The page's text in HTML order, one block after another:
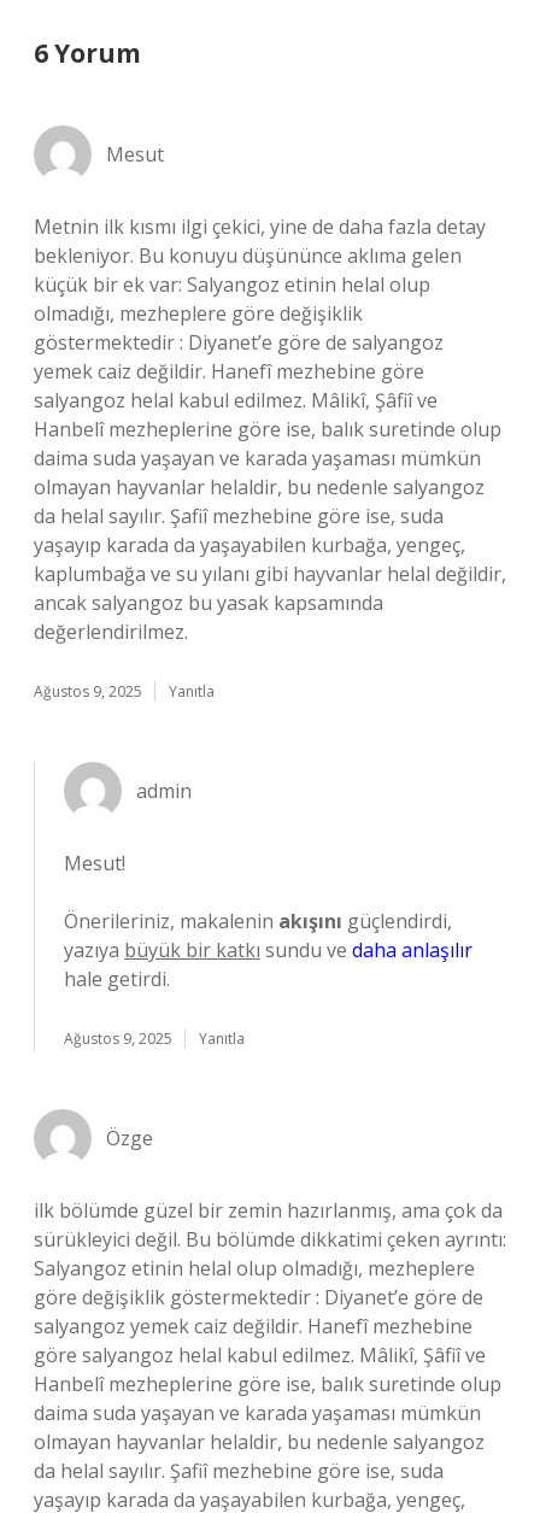
6 Yorum
Mesut
Metnin ilk kısmı ilgi çekici, yine de daha fazla detay
bekleniyor. Bu konuyu düşününce aklıma gelen
küçük bir ek var: Salyangoz etinin helal olup
olmadığı, mezheplere göre değişiklik
göstermektedir : Diyanet’e göre de salyangoz
yemek caiz değildir. Hanefî mezhebine göre
salyangoz helal kabul edilmez. Mâlikî, Şâfiî ve
Hanbelî mezheplerine göre ise, balık suretinde olup
daima suda yaşayan ve karada yaşaması mümkün
olmayan hayvanlar helaldir, bu nedenle salyangoz
da helal sayılır. Şafiî mezhebine göre ise, suda
yaşayıp karada da yaşayabilen kurbağa, yengeç,
kaplumbağa ve su yılanı gibi hayvanlar helal değildir,
ancak salyangoz bu yasak kapsamında
değerlendirilmez.
Ağustos 9, 2025 Yanıtla
admin
Mesut!
Önerileriniz, makalenin akışını güçlendirdi,
yazıya büyük bir katkı sundu ve daha anlaşılır
hale getirdi.
Ağustos 9, 2025 Yanıtla
Özge
ilk bölümde güzel bir zemin hazırlanmış, ama çok da
sürükleyici değil. Bu bölümde dikkatimi çeken ayrıntı:
Salyangoz etinin helal olup olmadığı, mezheplere
göre değişiklik göstermektedir : Diyanet’e göre de
salyangoz yemek caiz değildir. Hanefî mezhebine
göre salyangoz helal kabul edilmez. Mâlikî, Şâfiî ve
Hanbelî mezheplerine göre ise, balık suretinde olup
daima suda yaşayan ve karada yaşaması mümkün
olmayan hayvanlar helaldir, bu nedenle salyangoz
da helal sayılır. Şafiî mezhebine göre ise, suda
yaşayıp karada da yaşayabilen kurbağa, yengeç,